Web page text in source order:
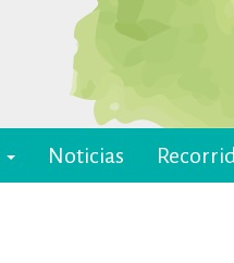
Noticias